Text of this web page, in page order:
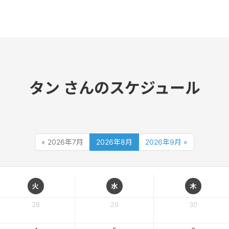
タン さんのスケジュール
« 2026年7月 2026年8月 2026年9月 »
火 水 木
28 29 30